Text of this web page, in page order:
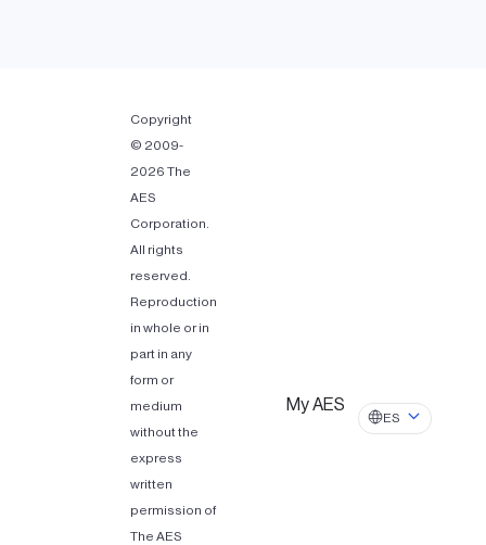
Copyright
© 2009-
2026 The
AES
Corporation.
All rights
reserved.
Reproduction
in whole or in
part in any
form or
medium
without the
express
written
permission of
The AES
My AES
ES